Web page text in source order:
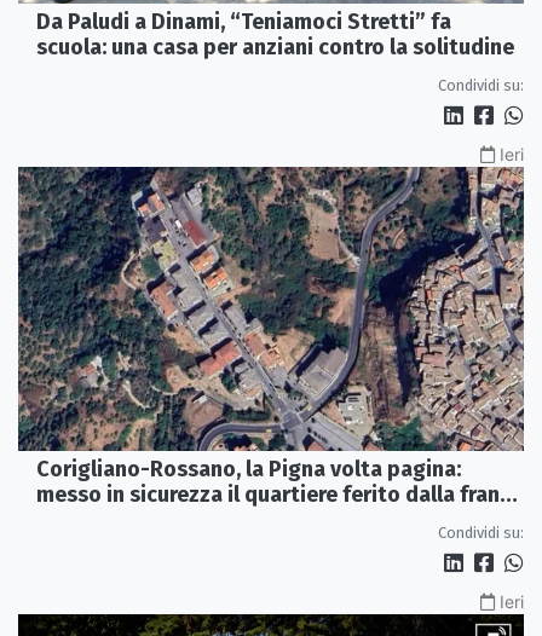
Da Paludi a Dinami, “Teniamoci Stretti” fa
scuola: una casa per anziani contro la solitudine
Condividi su:
Ieri
Corigliano-Rossano, la Pigna volta pagina:
messo in sicurezza il quartiere ferito dalla frana
Condividi su:
Ieri